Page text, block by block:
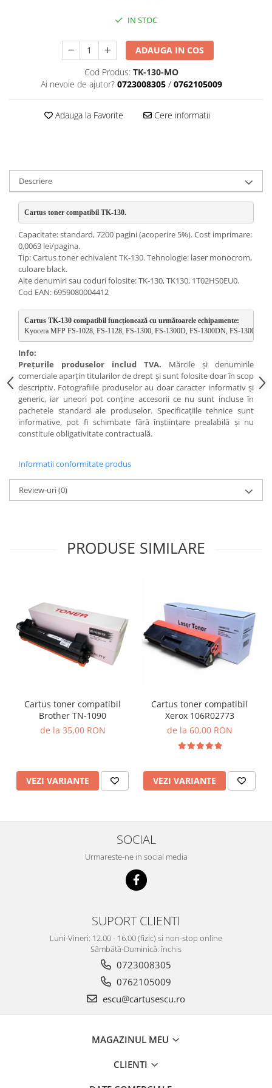
IN STOC
ADAUGA IN COS
Cod Produs: TK-130-MO
Ai nevoie de ajutor? 0723008305 / 0762105009
Adauga la Favorite Cere informatii
Descriere
Cartus toner compatibil TK-130.
Capacitate: standard, 7200 pagini (acoperire 5%). Cost imprimare:
0,0063 lei/pagina.
Tip: Cartus toner echivalent TK-130. Tehnologie: laser monocrom,
culoare black.
Alte denumiri sau coduri folosite: TK-130, TK130, 1T02HS0EU0.
Cod EAN: 6959080004412
Cartus TK-130 compatibil funcționează cu următoarele echipamente:
Kyocera MFP FS-1028, FS-1128, FS-1300, FS-1300D, FS-1300DN, FS-
Info:
Preţurile produselor includ TVA. Mărcile şi denumirile
comerciale aparţin titularilor de drept şi sunt folosite doar în scop
descriptiv. Fotografiile produselor au doar caracter informativ şi
generic, iar uneori pot conţine accesorii ce nu sunt incluse în
pachetele standard ale produselor. Specificaţiile tehnice sunt
informative, pot fi schimbate fără înştiinţare prealabilă şi nu
constituie obligativitate contractuală.
Informatii conformitate produs
Review-uri(0)
PRODUSE SIMILARE
Cartus toner compatibil
Brother TN-1090
de la 35,00 RON
VEZI VARIANTE
Cartus toner compatibil
Xerox 106R02773
de la 60,00 RON
VEZI VARIANTE
SOCIAL
Urmareste-ne in social media
SUPORT CLIENTI
Luni-Vineri: 12.00 - 16.00 (fizic) si non-stop online
Sâmbătă-Duminică: închis
0723008305
0762105009
escu@cartusescu.ro
MAGAZINUL MEU
CLIENTI